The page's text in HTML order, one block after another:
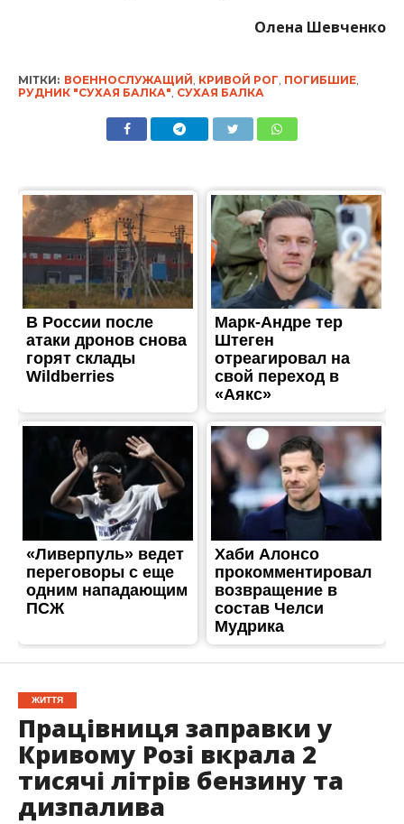
Олена Шевченко
МІТКИ: ВОЕННОСЛУЖАЩИЙ КРИВОЙ РОГ ПОГИБШИЕ,
РУДНИК "СУХАЯ БАЛКА" СУХАЯ БАЛКА
ЖИТТЯ
Працівниця заправки у
Кривому Розі вкрала 2
тисячі літрів бензину та
дизпалива